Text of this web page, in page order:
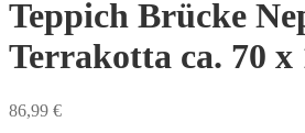
Teppich Brücke
Terrakotta ca. 70 x
86,99 €